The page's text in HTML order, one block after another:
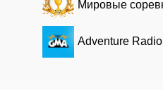
Мировые
Adventure